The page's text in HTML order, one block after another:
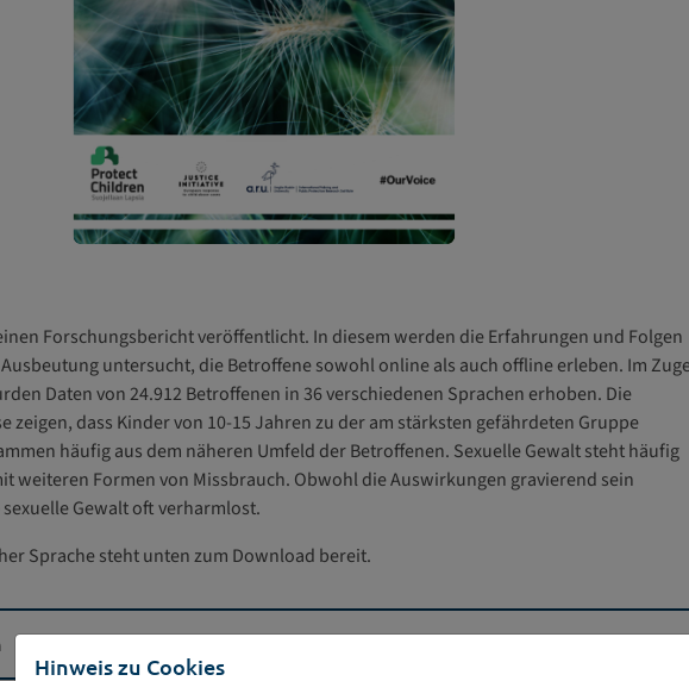
Forschungsbericht veröffentlicht. In diesem werden die Erfahrungen und Folgen
untersucht, die Betroffene sowohl online als auch offline erleben. Im
Daten von 24.912 Betroffenen in 36 verschiedenen Sprachen erhoben. Die
zeigen, dass Kinder von 10-15 Jahren zu der am stärksten gefährdeten Gruppe
häufig aus dem näheren Umfeld der Betroffenen. Sexuelle Gewalt steht häufig
weiteren Formen von Missbrauch. Obwohl die Auswirkungen gravierend sein
Gewalt oft verharmlost.
Sprache steht unten zum Download bereit.
Hinweis zu Cookies